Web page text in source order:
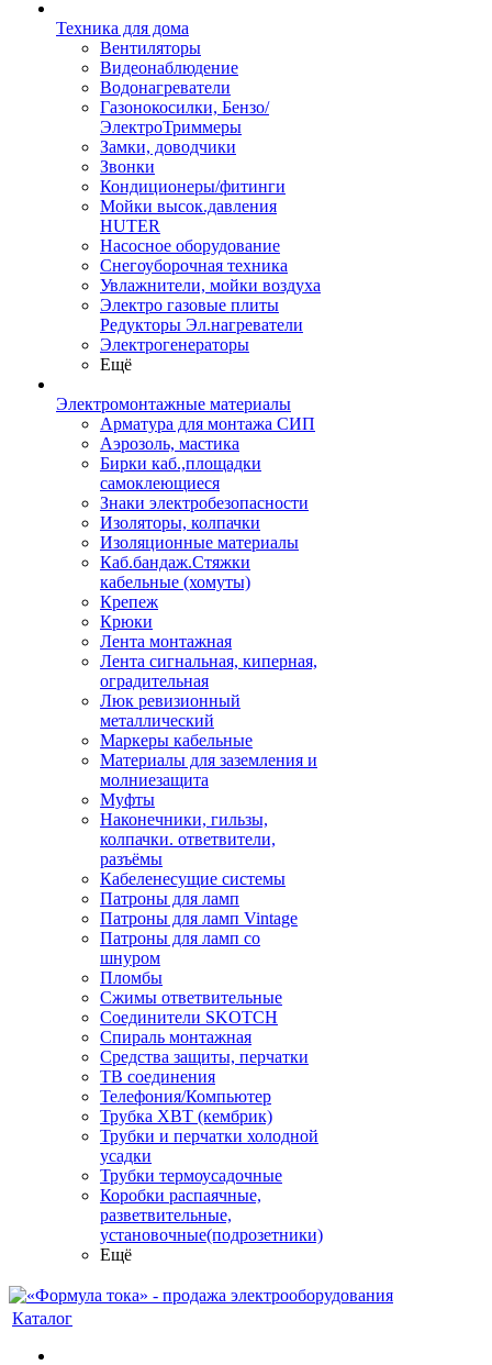
Техника для дома
Вентиляторы
Видеонаблюдение
Водонагреватели
Газонокосилки, Бензо/
ЭлектроТриммеры
Замки, доводчики
Звонки
Кондиционеры/фитинги
Мойки высок.давления
HUTER
Насосное оборудование
Снегоуборочная техника
Увлажнители, мойки воздуха
Электро газовые плиты
Редукторы Эл.нагреватели
Электрогенераторы
Ещё
Электромонтажные материалы
Арматура для монтажа СИП
Аэрозоль, мастика
Бирки каб.,площадки
самоклеющиеся
Знаки электробезопасности
Изоляторы, колпачки
Изоляционные материалы
Каб.бандаж.Стяжки
кабельные (хомуты)
Крепеж
Крюки
Лента монтажная
Лента сигнальная, киперная,
оградительная
Люк ревизионный
металлический
Маркеры кабельные
Материалы для заземления и
молниезащита
Муфты
Наконечники, гильзы,
колпачки. ответвители,
разъёмы
Кабеленесущие системы
Патроны для ламп
Патроны для ламп Vintage
Патроны для ламп со
шнуром
Пломбы
Сжимы ответвительные
Соединители SKOTCH
Спираль монтажная
Средства защиты, перчатки
ТВ соединения
Телефония/Компьютер
Трубка ХВТ (кембрик)
Трубки и перчатки холодной
усадки
Трубки термоусадочные
Коробки распаячные,
разветвительные,
установочные(подрозетники)
Ещё
Каталог